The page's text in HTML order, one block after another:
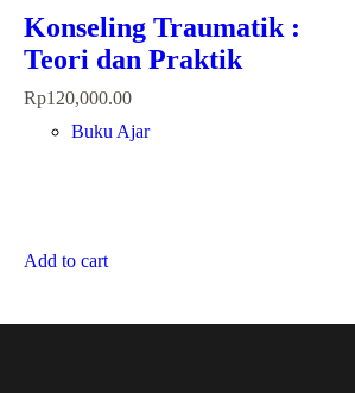
Konseling Traumatik :
Teori dan Praktik
Rp120,000.00
Buku Ajar
Add to cart